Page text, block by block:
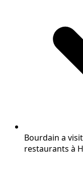
Bourdain a
restaurants à